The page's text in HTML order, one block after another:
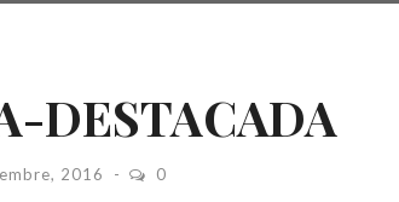
DESTACADA
2016 0